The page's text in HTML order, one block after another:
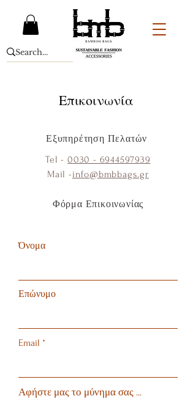
Επικοινωνία
Εξυπηρέτηση Πελατών
Tel -0030 - 6944597939
Mail -info@bmbbags.gr
Φόρμα Επικοινωνίας
Όνομα
Επώνυμο
Email
Αφήστε μας το μύνημα σας ...